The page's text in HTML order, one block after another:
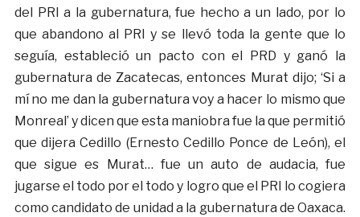
del PRI a la gubernatura, fue hecho a un lado, por lo
que abandono al PRI y se llevó toda la gente que lo
seguía, estableció un pacto con el PRD y ganó la
gubernatura de Zacatecas, entonces Murat dijo; ‘Si a
mí no me dan la gubernatura voy a hacer lo mismo que
Monreal’ y dicen que esta maniobra fue la que permitió
que dijera Cedillo (Ernesto Cedillo Ponce de León), el
que sigue es Murat… fue un auto de audacia, fue
jugarse el todo por el todo y logro que el PRI lo cogiera
como candidato de unidad a la gubernatura de Oaxaca.